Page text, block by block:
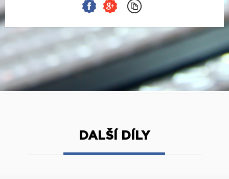
DALŠÍ DÍLY